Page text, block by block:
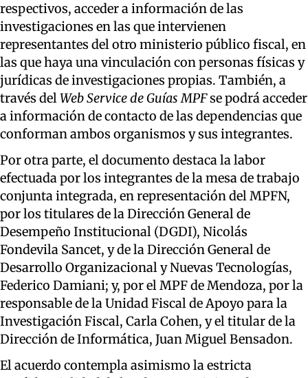
respectivos, acceder a información de las
investigaciones en las que intervienen
representantes del otro ministerio público fiscal, en
las que haya una vinculación con personas físicas y
jurídicas de investigaciones propias. También, a
través delWeb Service de Guías MPFse podrá acceder
a información de contacto de las dependencias que
conforman ambos organismos y sus integrantes.
Por otra parte, el documento destaca la labor
efectuada por los integrantes de la mesa de trabajo
conjunta integrada, en representación del MPFN,
por los titulares de la Dirección General de
Desempeño Institucional (DGDI), Nicolás
Fondevila Sancet, y de la Dirección General de
Desarrollo Organizacional y Nuevas Tecnologías,
Federico Damiani; y, por el MPF de Mendoza, por la
responsable de la Unidad Fiscal de Apoyo para la
Investigación Fiscal, Carla Cohen, y el titular de la
Dirección de Informática, Juan Miguel Bensadon.
El acuerdo contempla asimismo la estricta